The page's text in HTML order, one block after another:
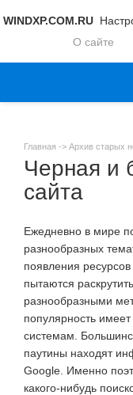
WINDXP.COM.RU
О сайте
Главная -> Архив старых
Черная и
сайта
Ежедневно в мире
разнообразных
появления
пытаются
разнообразными
популярность
системам.
паутины находят
Google. Именно
какого-нибудь